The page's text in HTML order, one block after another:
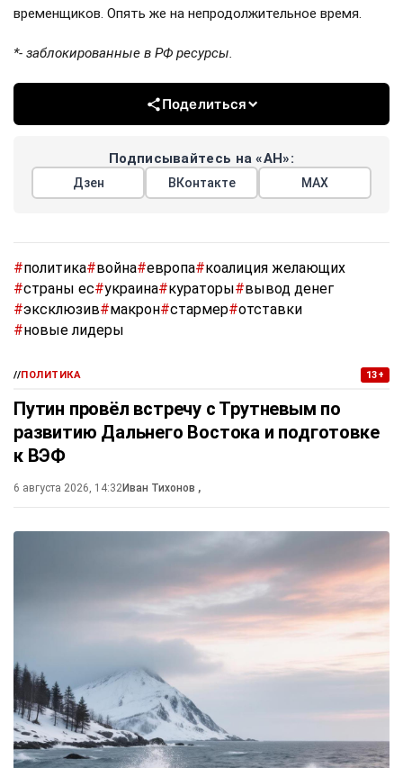
временщиков. Опять же на непродолжительное время.
*- заблокированные в РФ ресурсы.
Поделиться
Подписывайтесь на «АН»:
Дзен ВКонтакте МАХ
#политика#война#европа#коалиция желающих
#страны ес#украина#кураторы#вывод денег
#эксклюзив#макрон#стармер#отставки
#новые лидеры
//ПОЛИТИКА 13+
Путин провёл встречу с Трутневым по
развитию Дальнего Востока и подготовке
к ВЭФ
6 августа 2026, 14:32Иван Тихонов ,